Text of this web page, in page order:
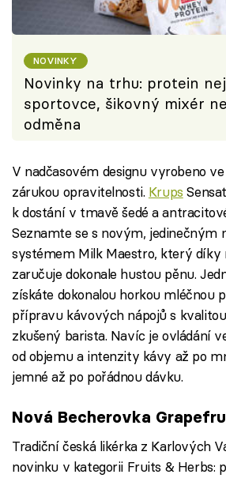
NOVINKY
Novinky na trhu: protein
sportovce, šikovný mixér
odměna
V nadčasovém designu vyrobeno
zárukou opravitelnosti. Krups
k dostání v tmavě šedé a
Seznamte se s novým, jedinečným
systémem Milk Maestro, který díky
zaručuje dokonale hustou pěnu.
získáte dokonalou horkou mléčnou
přípravu kávových nápojů s
zkušený barista. Navíc je ovládání
od objemu a intenzity kávy až po
jemné až po pořádnou dávku.
Nová Becherovka
Tradiční česká likérka z Karlových
novinku v kategorii Fruits & Herbs: